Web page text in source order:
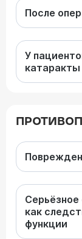
После
У
катаракты
Серьёзное
как
функции